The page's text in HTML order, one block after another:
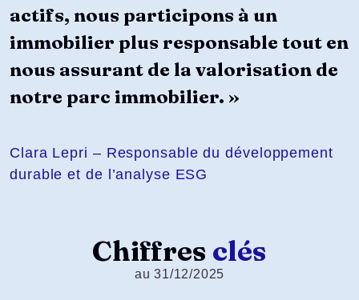
actifs, nous participons à un
immobilier plus responsable tout en
nous assurant de la valorisation de
notre parc immobilier. »
Clara Lepri – Responsable du développement
durable et de l’analyse ESG
Chiffres clés
au 31/12/2025